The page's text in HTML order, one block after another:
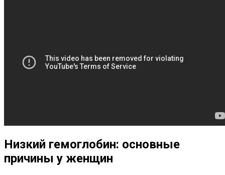
Низкий гемоглобин: основные
причины у женщин